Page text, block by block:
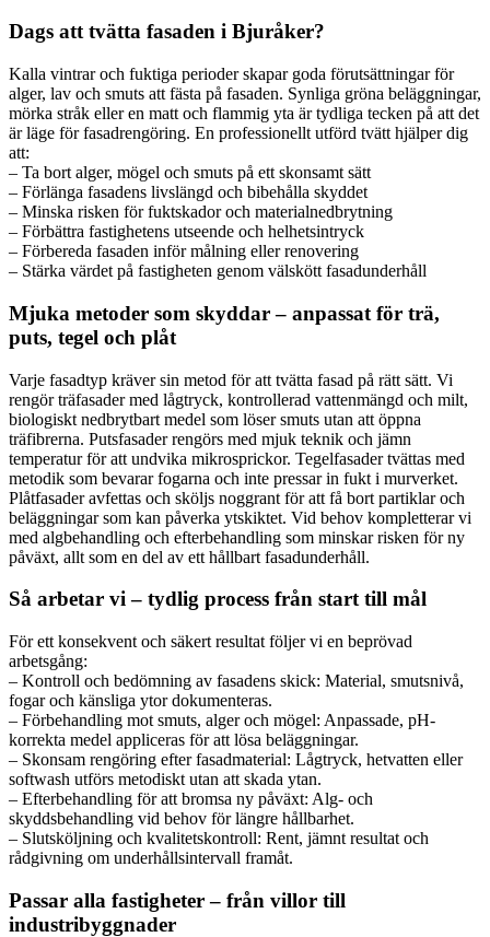
Dags att tvätta fasaden i Bjuråker?
Kalla vintrar och fuktiga perioder skapar goda förutsättningar för
alger, lav och smuts att fästa på fasaden. Synliga gröna beläggningar,
mörka stråk eller en matt och flammig yta är tydliga tecken på att det
är läge för fasadrengöring. En professionellt utförd tvätt hjälper dig
att:
– Ta bort alger, mögel och smuts på ett skonsamt sätt
– Förlänga fasadens livslängd och bibehålla skyddet
– Minska risken för fuktskador och materialnedbrytning
– Förbättra fastighetens utseende och helhetsintryck
– Förbereda fasaden inför målning eller renovering
– Stärka värdet på fastigheten genom välskött fasadunderhåll
Mjuka metoder som skyddar – anpassat för trä,
puts, tegel och plåt
Varje fasadtyp kräver sin metod för att tvätta fasad på rätt sätt. Vi
rengör träfasader med lågtryck, kontrollerad vattenmängd och milt,
biologiskt nedbrytbart medel som löser smuts utan att öppna
träfibrerna. Putsfasader rengörs med mjuk teknik och jämn
temperatur för att undvika mikrosprickor. Tegelfasader tvättas med
metodik som bevarar fogarna och inte pressar in fukt i murverket.
Plåtfasader avfettas och sköljs noggrant för att få bort partiklar och
beläggningar som kan påverka ytskiktet. Vid behov kompletterar vi
med algbehandling och efterbehandling som minskar risken för ny
påväxt, allt som en del av ett hållbart fasadunderhåll.
Så arbetar vi – tydlig process från start till mål
För ett konsekvent och säkert resultat följer vi en beprövad
arbetsgång:
– Kontroll och bedömning av fasadens skick: Material, smutsnivå,
fogar och känsliga ytor dokumenteras.
– Förbehandling mot smuts, alger och mögel: Anpassade, pH-
korrekta medel appliceras för att lösa beläggningar.
– Skonsam rengöring efter fasadmaterial: Lågtryck, hetvatten eller
softwash utförs metodiskt utan att skada ytan.
– Efterbehandling för att bromsa ny påväxt: Alg- och
skyddsbehandling vid behov för längre hållbarhet.
– Slutsköljning och kvalitetskontroll: Rent, jämnt resultat och
rådgivning om underhållsintervall framåt.
Passar alla fastigheter – från villor till
industribyggnader